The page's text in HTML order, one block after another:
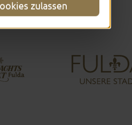
zulassen